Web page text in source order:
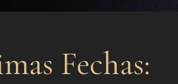
Fechas: